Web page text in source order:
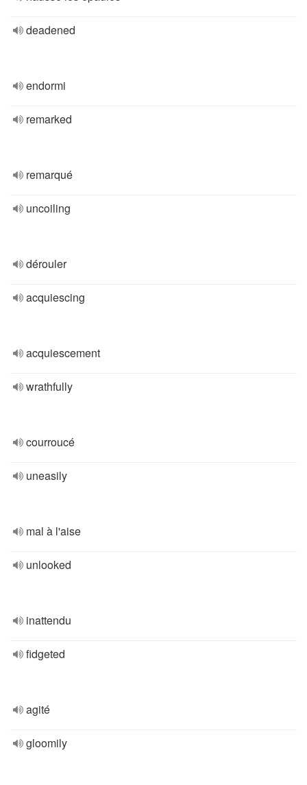
deadened
endormi
remarked
remarqué
uncoiling
dérouler
acquiescing
acquiescement
wrathfully
courroucé
uneasily
mal à l'aise
unlooked
inattendu
fidgeted
agité
gloomily